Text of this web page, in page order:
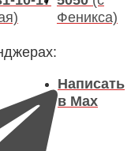
Феникса)
Написать
в Max